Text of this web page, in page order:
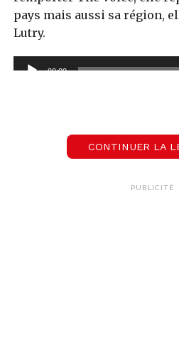
pays mais aussi sa région,
Lutry.
Lecteur
00:00
CONTINUER LA
PUBLICITÉ